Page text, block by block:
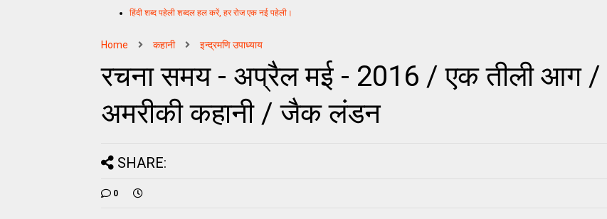
हिंदी शब्द पहेली शब्दल हल करें, हर रोज एक नई पहेली।
Home कहानी इन्द्रमणि उपाध्याय
रचना समय - अप्रैल मई - 2016 / एक तीली आग /
अमरीकी कहानी / जैक लंडन
SHARE:
0